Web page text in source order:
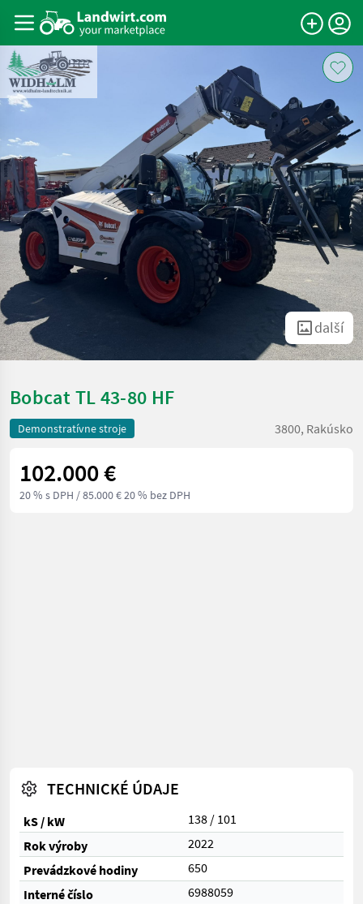
další
Bobcat TL 43-80 HF
Demonstratívne stroje 3800, Rakúsko
102.000 €
20 % s DPH / 85.000 € 20 % bez DPH
TECHNICKÉ ÚDAJE
kS / kW
138 / 101
Rok výroby
2022
Prevádzkové hodiny
650
Interné číslo
6988059